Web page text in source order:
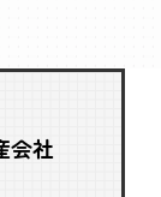
会社